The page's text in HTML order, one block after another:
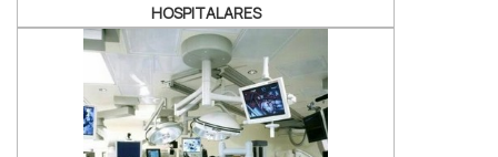
HOSPITALARES